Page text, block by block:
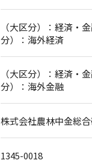
（大区分）：経済
分）：海外経済
（大区分）：経済
分）：海外金融
株式会社農林中金総
1345-0018